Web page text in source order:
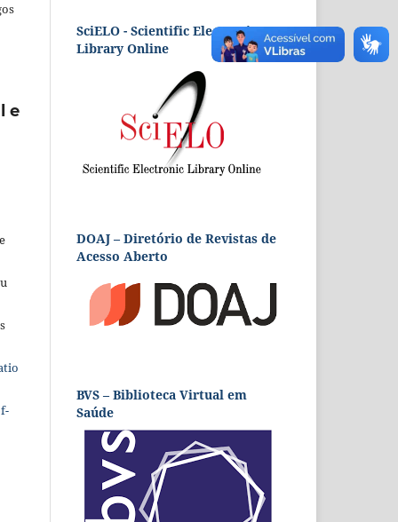
e
SciELO - Scientific Electronic
Library Online
DOAJ – Diretório de Revistas de
Acesso Aberto
BVS – Biblioteca Virtual em
Saúde